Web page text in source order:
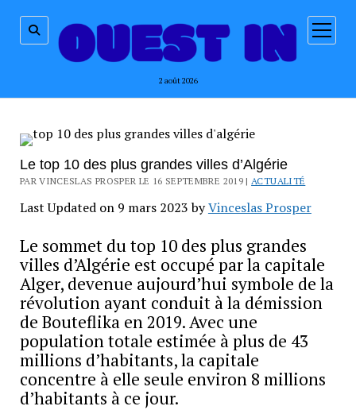
2 août 2026
ouvrir
menu
Le top 10 des plus grandes villes d’Algérie
PAR VINCESLAS PROSPER LE 16 SEPTEMBRE 2019 | ACTUALITÉ
Last Updated on 9 mars 2023 byVinceslas Prosper
Le sommet du top 10 des plus grandes
villes d’Algérie est occupé par la capitale
Alger, devenue aujourd’hui symbole de la
révolution ayant conduit à la démission
de Bouteflika en 2019. Avec une
population totale estimée à plus de 43
millions d’habitants, la capitale
concentre à elle seule environ 8 millions
d’habitants à ce jour.